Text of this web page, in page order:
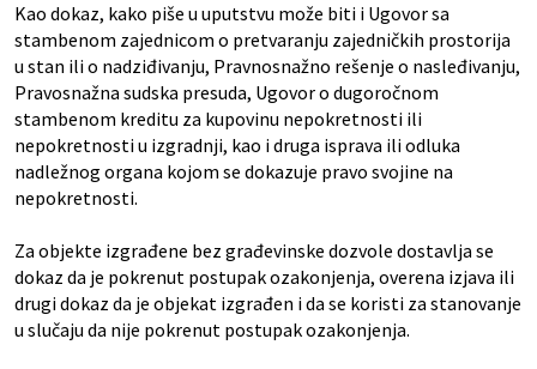
Kao dokaz, kako piše u uputstvu može biti i Ugovor sa
stambenom zajednicom o pretvaranju zajedničkih prostorija
u stan ili o nadziđivanju, Pravnosnažno rešenje o nasleđivanju,
Pravosnažna sudska presuda, Ugovor o dugoročnom
stambenom kreditu za kupovinu nepokretnosti ili
nepokretnosti u izgradnji, kao i druga isprava ili odluka
nadležnog organa kojom se dokazuje pravo svojine na
nepokretnosti.
Za objekte izgrađene bez građevinske dozvole dostavlja se
dokaz da je pokrenut postupak ozakonjenja, overena izjava ili
drugi dokaz da je objekat izgrađen i da se koristi za stanovanje
u slučaju da nije pokrenut postupak ozakonjenja.